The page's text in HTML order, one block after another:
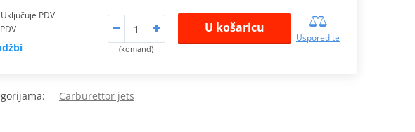
Uključuje PDV
(komand)
U košaricu
Usporedite
Carburettor jets